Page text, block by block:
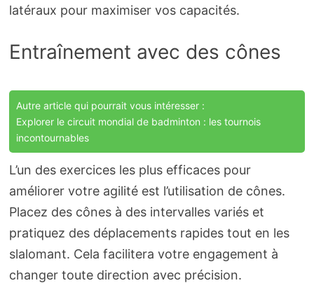
latéraux pour maximiser vos capacités.
Entraînement avec des cônes
Autre article qui pourrait vous intéresser :
Explorer le circuit mondial de badminton : les tournois
incontournables
L’un des exercices les plus efficaces pour
améliorer votre agilité est l’utilisation de cônes.
Placez des cônes à des intervalles variés et
pratiquez des déplacements rapides tout en les
slalomant. Cela facilitera votre engagement à
changer toute direction avec précision.